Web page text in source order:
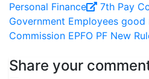
Personal Finance 7th Pay
Government Employees good
Commission EPFO PF New
Share your